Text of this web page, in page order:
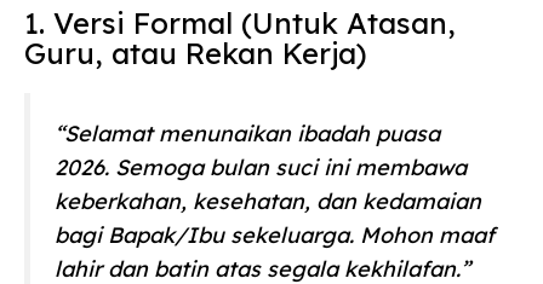
1. Versi Formal (Untuk Atasan,
Guru, atau Rekan Kerja)
“Selamat menunaikan ibadah puasa
2026. Semoga bulan suci ini membawa
keberkahan, kesehatan, dan kedamaian
bagi Bapak/Ibu sekeluarga. Mohon maaf
lahir dan batin atas segala kekhilafan.”